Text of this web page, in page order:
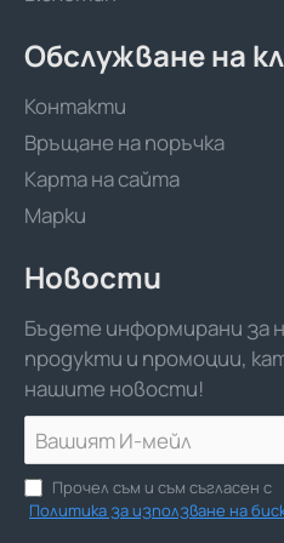
Обслужване на
Контакти
Връщане на поръчка
Карта на сайта
Марки
Новости
Бъдете информирани за
продукти и промоции,
нашите новости!
И-
мейл
Прочел съм и съм съгласен с
Политика за използване на